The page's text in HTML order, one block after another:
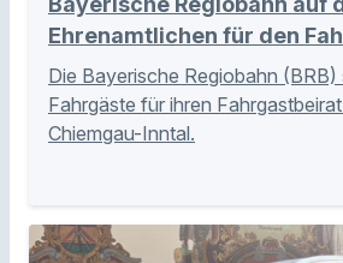
Ehrenamtlichen für den
Die Bayerische Regiobahn
Fahrgäste für ihren
Chiemgau-Inntal.